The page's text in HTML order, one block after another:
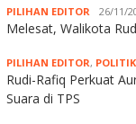
PILIHAN EDITOR 26/11/
Melesat, Walikota
PILIHAN EDITOR, POLITIK
Rudi-Rafiq Perkuat
Suara di TPS